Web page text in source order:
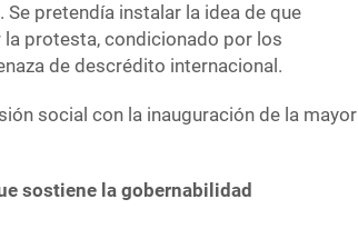
pretendía instalar la idea de que
protesta, condicionado por los
de descrédito internacional.
social con la inauguración de la mayor
sostiene la gobernabilidad